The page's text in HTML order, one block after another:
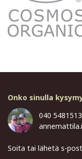
Onko sinulla
040 5481513
Soita tai lähetä s-